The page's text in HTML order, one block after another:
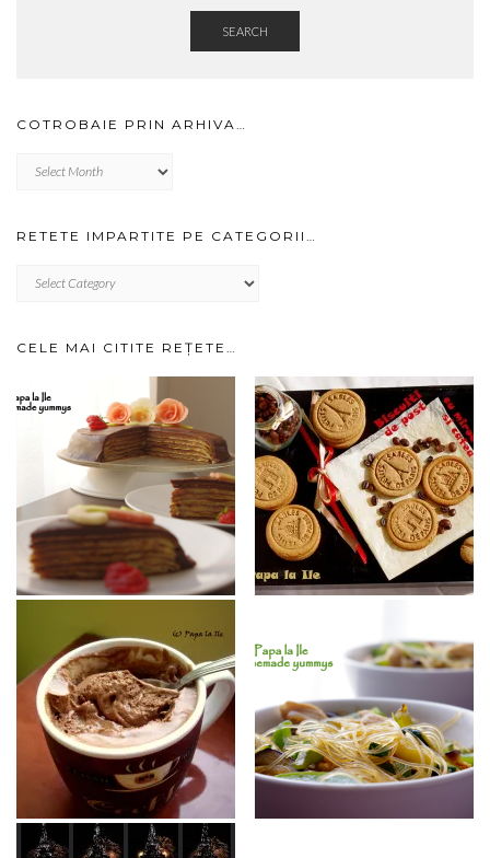
SEARCH
COTROBAIE PRIN ARHIVA…
prin
RETETE IMPARTITE PE CATEGORII…
IMPARTITE
CELE MAI CITITE REȚETE…